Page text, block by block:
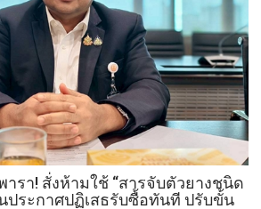
อุดรธานี
2569
เปิด
พื้นที่
ศรัทธา
คู่
ขนาน
มหกรรม
พืช
รา! สั่งห้ามใช้ “สารจับตัวยางชนิด
นประกาศปฏิเสธรับซื้อทันที ปรับขั้น